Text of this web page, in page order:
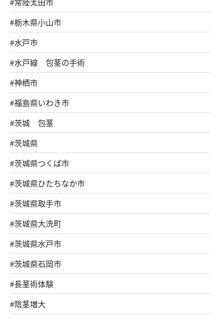
#栃木県小山市
#水戸市
#水戸線 包茎の手術
#神栖市
#福島県いわき市
#茨城 包茎
#茨城県
#茨城県つくば市
#茨城県ひたちなか市
#茨城県取手市
#茨城県大洗町
#茨城県水戸市
#茨城県石岡市
#長茎術体験
#陰茎増大